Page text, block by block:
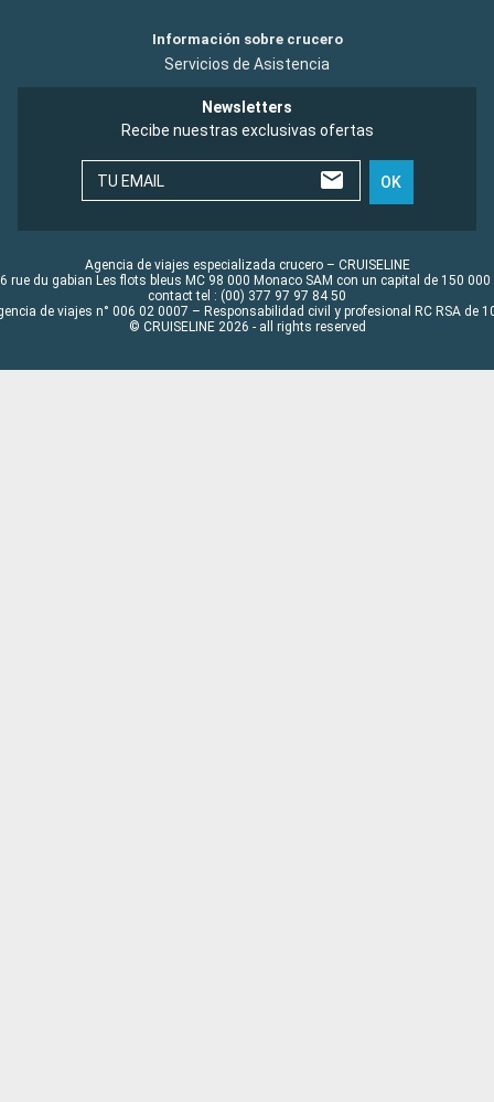
Información sobre crucero
Servicios de Asistencia
Newsletters
Recibe nuestras exclusivas ofertas
TU EMAIL OK
Agencia de viajes especializada crucero – CRUISELINE
rue du gabian Les flots bleus MC 98 000 Monaco SAM con un capital de 150 000
contact tel : (00) 377 97 97 84 50
de viajes n° 006 02 0007 – Responsabilidad civil y profesional RC RSA de
© CRUISELINE 2026 - all rights reserved